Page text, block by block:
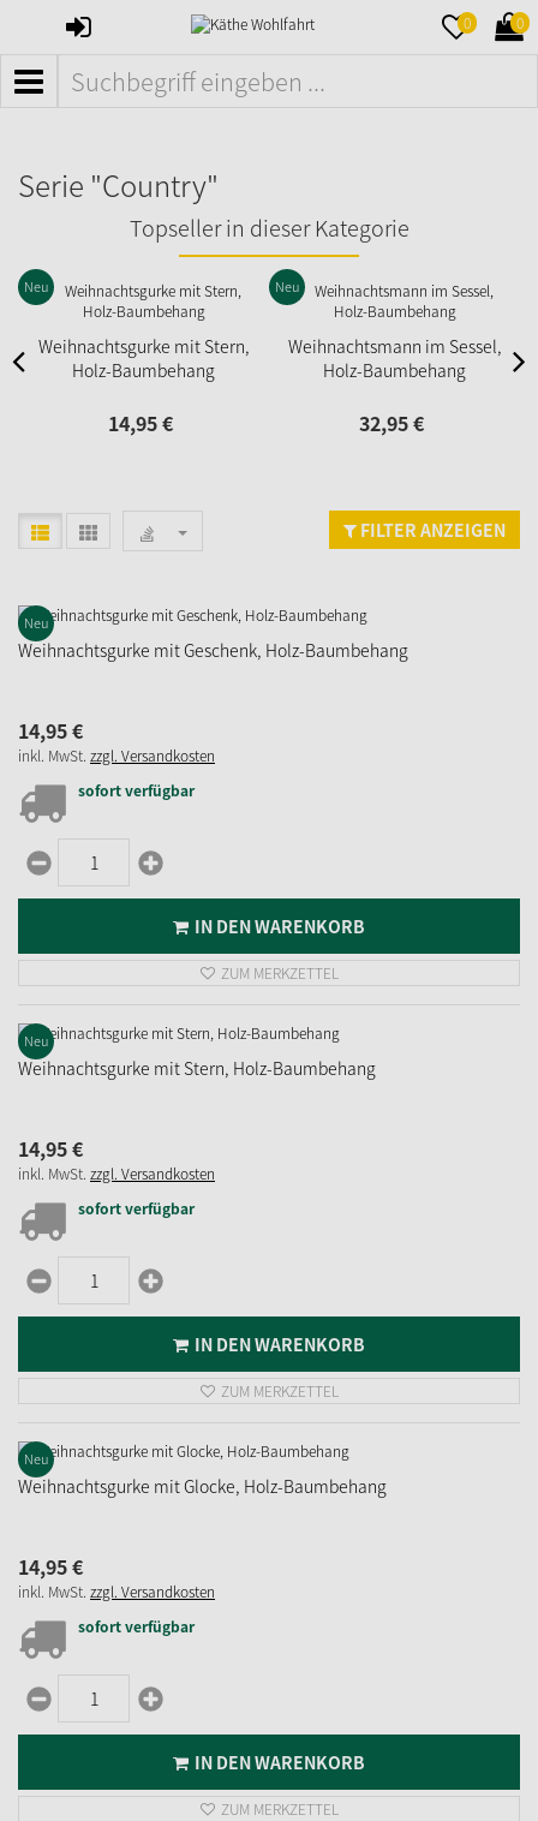
ANMELDEN 0 0
MENÜ
Serie "Country"
Topseller in dieser Kategorie
Weihnachtsgurke mit Stern,
Holz-Baumbehang
Neu
14,95€
Weihnachtsmann im Sessel,
Holz-Baumbehang
Neu
32,95€
FILTER ANZEIGEN
Neu
Weihnachtsgurke mit Geschenk, Holz-Baumbehang
14,95€
inkl. MwSt. zzgl. Versandkosten
sofort verfügbar
IN DEN WARENKORB
ZUM MERKZETTEL
Neu
Weihnachtsgurke mit Stern, Holz-Baumbehang
14,95€
inkl. MwSt. zzgl. Versandkosten
sofort verfügbar
IN DEN WARENKORB
ZUM MERKZETTEL
Neu
Weihnachtsgurke mit Glocke, Holz-Baumbehang
14,95€
inkl. MwSt. zzgl. Versandkosten
sofort verfügbar
IN DEN WARENKORB
ZUM MERKZETTEL